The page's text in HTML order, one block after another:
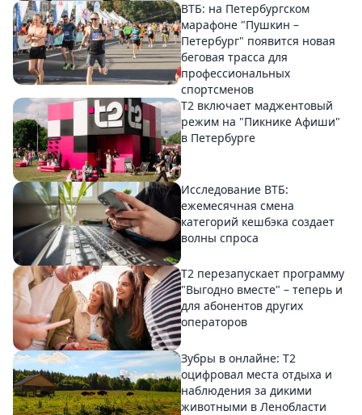
ВТБ: на Петербургском
марафоне "Пушкин –
Петербург" появится новая
беговая трасса для
профессиональных
спортсменов
Т2 включает маджентовый
режим на "Пикнике Афиши"
в Петербурге
Исследование ВТБ:
ежемесячная смена
категорий кешбэка создает
волны спроса
Т2 перезапускает программу
"Выгодно вместе" – теперь и
для абонентов других
операторов
Зубры в онлайне: Т2
оцифровал места отдыха и
наблюдения за дикими
животными в Ленобласти